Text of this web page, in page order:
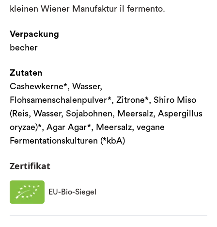
kleinen Wiener Manufaktur il fermento.
Verpackung
becher
Zutaten
Cashewkerne*, Wasser,
Flohsamenschalenpulver*, Zitrone*, Shiro Miso
(Reis, Wasser, Sojabohnen, Meersalz, Aspergillus
oryzae)*, Agar Agar*, Meersalz, vegane
Fermentationskulturen (*kbA)
Zertifikat
EU-Bio-Siegel